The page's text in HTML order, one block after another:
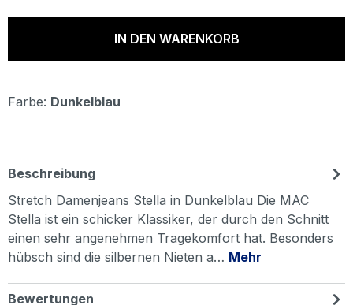
IN DEN WARENKORB
Farbe: Dunkelblau
Beschreibung
Stretch Damenjeans Stella in Dunkelblau Die MAC
Stella ist ein schicker Klassiker, der durch den Schnitt
einen sehr angenehmen Tragekomfort hat. Besonders
hübsch sind die silbernen Nieten a… Mehr
Bewertungen